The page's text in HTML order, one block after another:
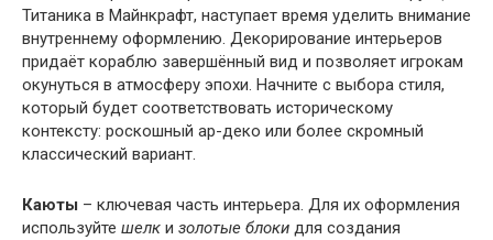
Титаника в Майнкрафт, наступает время уделить внимание
внутреннему оформлению. Декорирование интерьеров
придаёт кораблю завершённый вид и позволяет игрокам
окунуться в атмосферу эпохи. Начните с выбора стиля,
который будет соответствовать историческому
контексту: роскошный ар-деко или более скромный
классический вариант.
Каюты – ключевая часть интерьера. Для их оформления
используйте шелк и золотые блоки для создания